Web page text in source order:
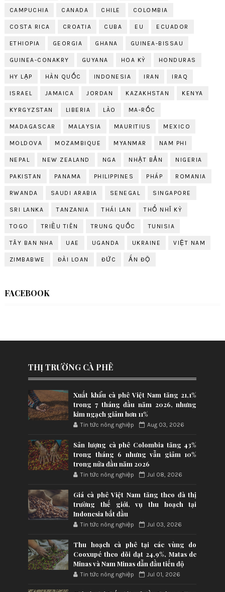
CAMPUCHIA CANADA CHILE COLOMBIA
COSTA RICA CROATIA CUBA EU ECUADOR
ETHIOPIA GEORGIA GHANA GUINEA-BISSAU
GUINEA-CONAKRY GUYANA HOA KỲ HONDURAS
HY LẠP HÀN QUỐC INDONESIA IRAN IRAQ
ISRAEL JAMAICA JORDAN KAZAKHSTAN KENYA
KYRGYZSTAN LIBERIA LÀO MA-RỐC
MADAGASCAR MALAYSIA MAURITIUS MEXICO
MOLDOVA MOZAMBIQUE MYANMAR NAM PHI
NEPAL NEW ZEALAND NGA NHẬT BẢN NIGERIA
PAKISTAN PANAMA PHILIPPINES PHÁP ROMANIA
RWANDA SAUDI ARABIA SENEGAL SINGAPORE
SRI LANKA TANZANIA THÁI LAN THỔ NHĨ KỲ
TOGO TRIỀU TIÊN TRUNG QUỐC TUNISIA
TÂY BAN NHA UAE UGANDA UKRAINE VIỆT NAM
ZIMBABWE ĐÀI LOAN ĐỨC ẤN ĐỘ
FACEBOOK
THỊ TRƯỜNG CÀ PHÊ
Xuất khẩu cà phê Việt Nam tăng 21,1%
trong 7 tháng đầu năm 2026, nhưng
kim ngạch giảm hơn 11%
Tin tức nông nghiệp Aug 03, 2026
Sản lượng cà phê Colombia tăng 43%
trong tháng 6 nhưng vẫn giảm 10%
trong nửa đầu năm 2026
Tin tức nông nghiệp Jul 08, 2026
Giá cà phê Việt Nam tăng theo đà thị
trường thế giới, vụ thu hoạch tại
Indonesia bắt đầu
Tin tức nông nghiệp Jul 03, 2026
Thu hoạch cà phê tại các vùng do
Cooxupé theo dõi đạt 24,9%, Matas de
Minas và Nam Minas dẫn đầu tiến độ
Tin tức nông nghiệp Jul 01, 2026